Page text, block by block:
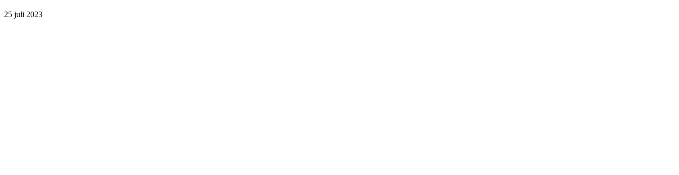
25 juli 2023